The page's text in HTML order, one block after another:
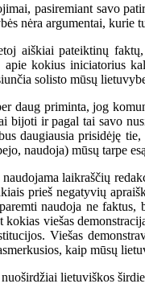
pasiremiant savo
nėra argumentai, kurie
aiškiai pateiktinų faktų,
apie kokius iniciatorius
solisto mūsų
priminta, jog
bijoti ir pagal tai savo
daugiausia prisidėję
naudoja) mūsų tarpe
laikraščių
prieš negatyvių
naudoja ne
viešas
Viešas
kaip mūsų
lietuviškos